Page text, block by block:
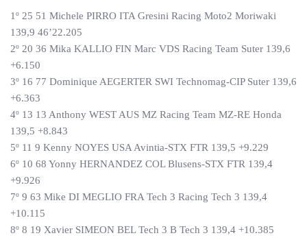
1º 25 51 Michele PIRRO ITA Gresini Racing Moto2 Moriwaki
139,9 46’22.205
2º 20 36 Mika KALLIO FIN Marc VDS Racing Team Suter 139,6
+6.150
3º 16 77 Dominique AEGERTER SWI Technomag-CIP Suter 139,6
+6.363
4º 13 13 Anthony WEST AUS MZ Racing Team MZ-RE Honda
139,5 +8.843
5º 11 9 Kenny NOYES USA Avintia-STX FTR 139,5 +9.229
6º 10 68 Yonny HERNANDEZ COL Blusens-STX FTR 139,4
+9.926
7º 9 63 Mike DI MEGLIO FRA Tech 3 Racing Tech 3 139,4
+10.115
8º 8 19 Xavier SIMEON BEL Tech 3 B Tech 3 139,4 +10.385